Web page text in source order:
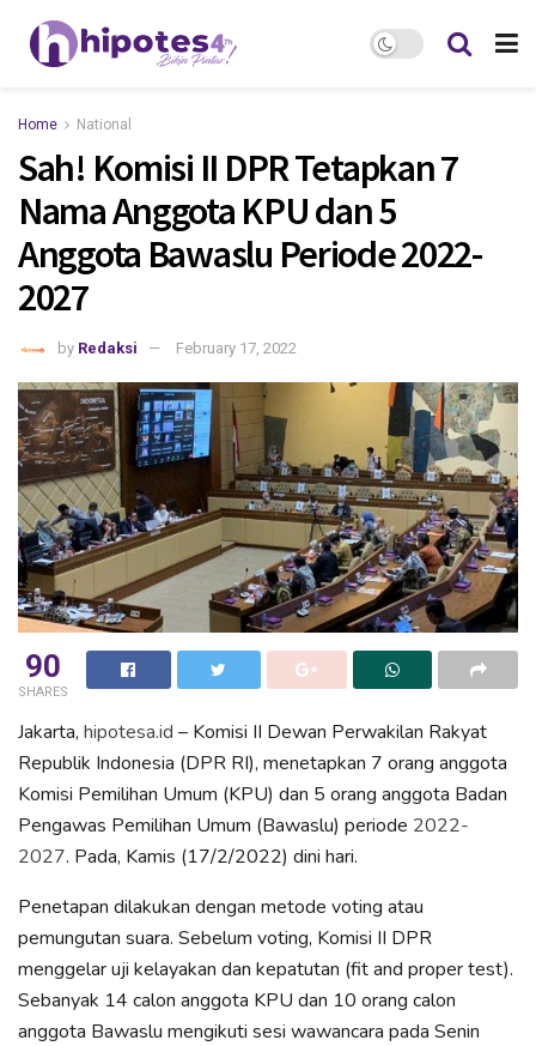
Home National
Sah! Komisi II DPR Tetapkan 7
Nama Anggota KPU dan 5
Anggota Bawaslu Periode 2022-
2027
by Redaksi February 17, 2022
90
SHARES
Jakarta, hipotesa.id – Komisi II Dewan Perwakilan Rakyat
Republik Indonesia (DPR RI), menetapkan 7 orang anggota
Komisi Pemilihan Umum (KPU) dan 5 orang anggota Badan
Pengawas Pemilihan Umum (Bawaslu) periode 2022-
2027. Pada, Kamis (17/2/2022) dini hari.
Penetapan dilakukan dengan metode voting atau
pemungutan suara. Sebelum voting, Komisi II DPR
menggelar uji kelayakan dan kepatutan (fit and proper test).
Sebanyak 14 calon anggota KPU dan 10 orang calon
anggota Bawaslu mengikuti sesi wawancara pada Senin